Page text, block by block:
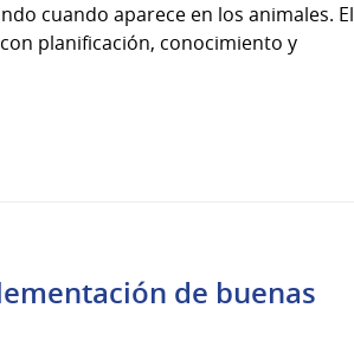
cuando aparece en los animales. El
planificación, conocimiento y
de buenas